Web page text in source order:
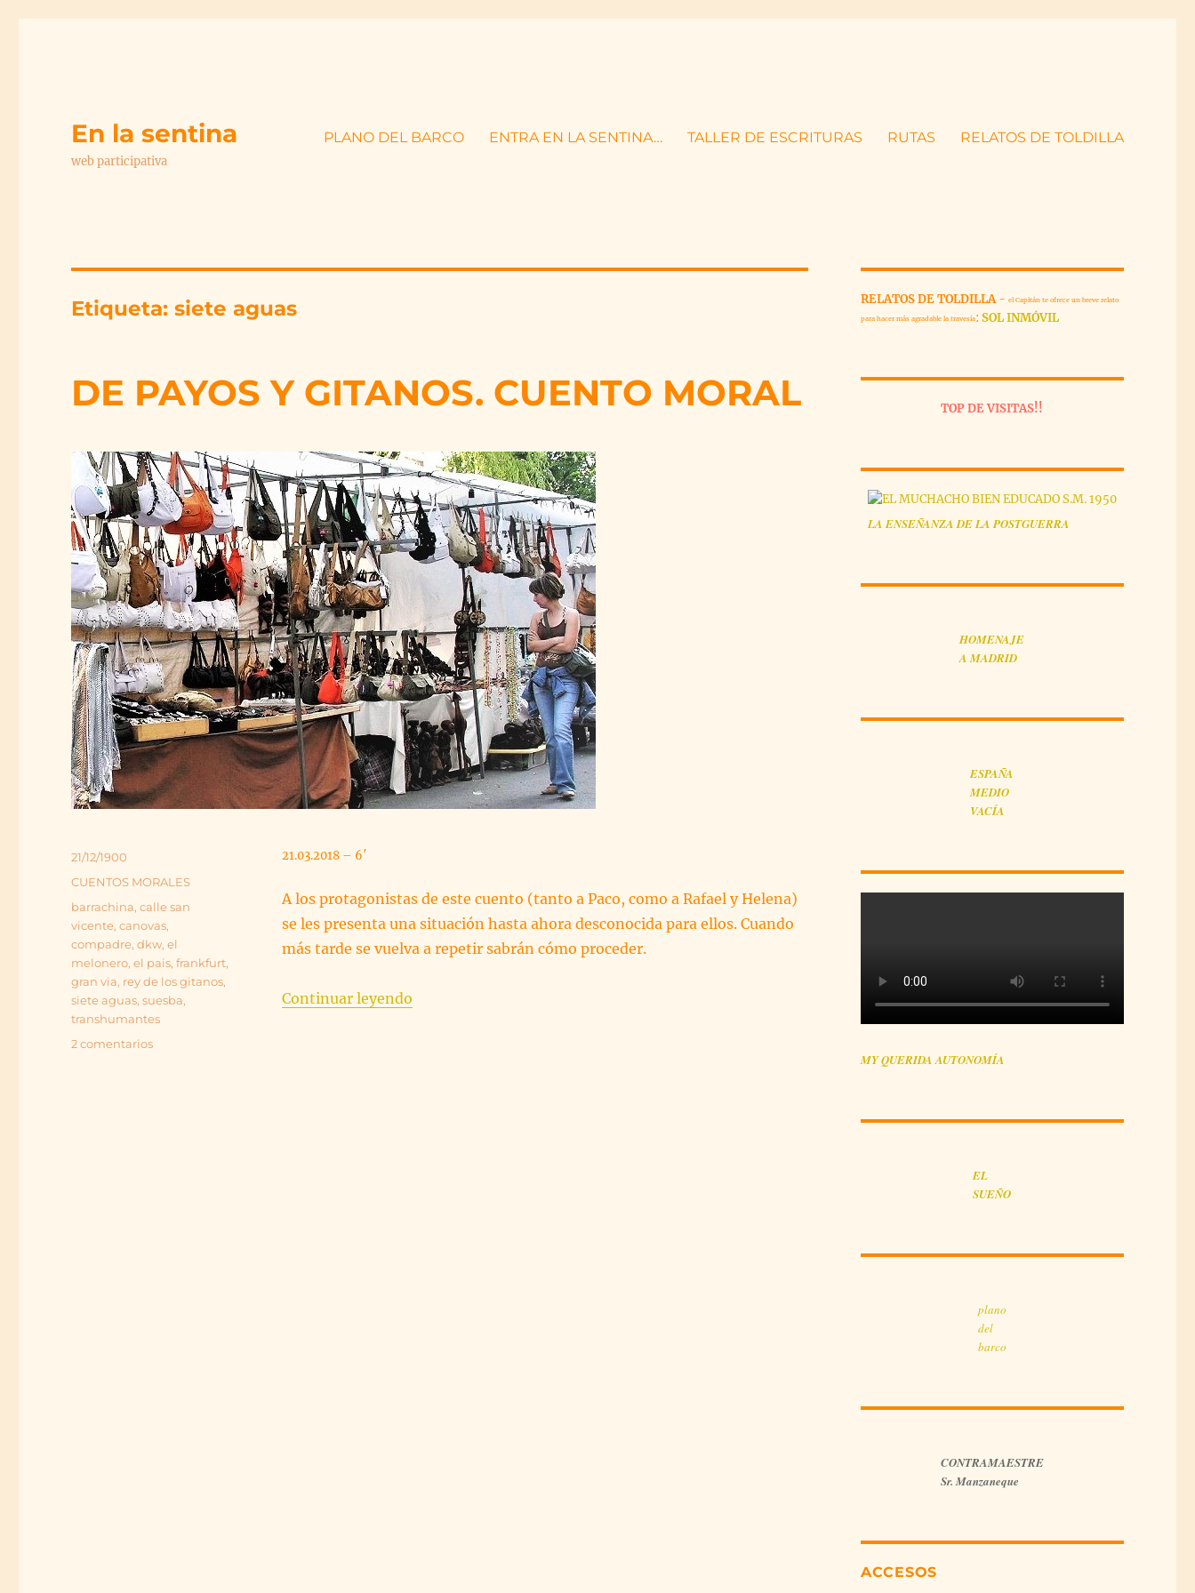
En la sentina
web participativa
PLANO DEL BARCO ENTRA EN LA SENTINA… TALLER DE ESCRITURAS RUTAS RELATOS DE TOLDILLA
Etiqueta:siete aguas
DE PAYOS Y GITANOS. CUENTO MORAL
21.03.2018 – 6′
A los protagonistas de este cuento (tanto a Paco, como a Rafael y Helena)
se les presenta una situación hasta ahora desconocida para ellos. Cuando
más tarde se vuelva a repetir sabrán cómo proceder.
Continuar leyendo«DE PAYOS Y GITANOS. CUENTO MORAL»
Publicado
21/12/1900
Categorías
CUENTOS MORALES
Etiquetas
barrachina,calle san
vicente,canovas,
compadre,dkw,el
melonero,el pais,frankfurt,
gran via, rey de los gitanos,
siete aguas,suesba,
transhumantes
2 comentariosen
RELATOS DE TOLDILLA- el Capitán te ofrece un breve relato
para hacer más agradable la travesía: SOL INMÓVIL
TOP DE VISITAS!!
LAENSEÑANZADE LA POSTGUERRA
HOMENAJE
A MADRID
ESPAÑA
MEDIO
VACÍA
MY QUERIDA AUTONOMÍA
EL
SUEÑO
plano
del
barco
CONTRAMAESTRE
Sr. Manzaneque
ACCESOS